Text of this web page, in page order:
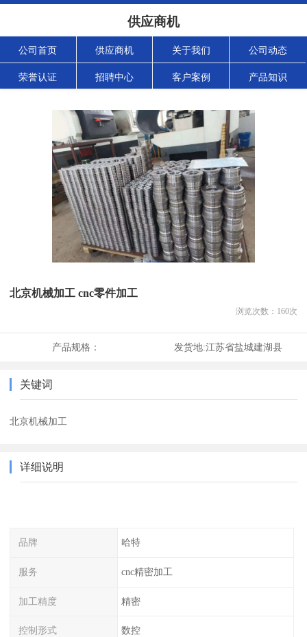
供应商机
公司首页 供应商机 关于我们 公司动态
荣誉认证 招聘中心 客户案例 产品知识
北京机械加工 cnc零件加工
浏览次数： 160次
产品规格： 发货地:江苏省盐城建湖县
关键词
北京机械加工
详细说明
品牌 哈特
服务 cnc精密加工
加工精度 精密
控制形式 数控